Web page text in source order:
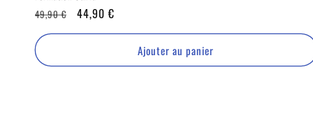
Prix
habituel
49,90 €
Promo
⏳
44,90 €
Ajouter au panier